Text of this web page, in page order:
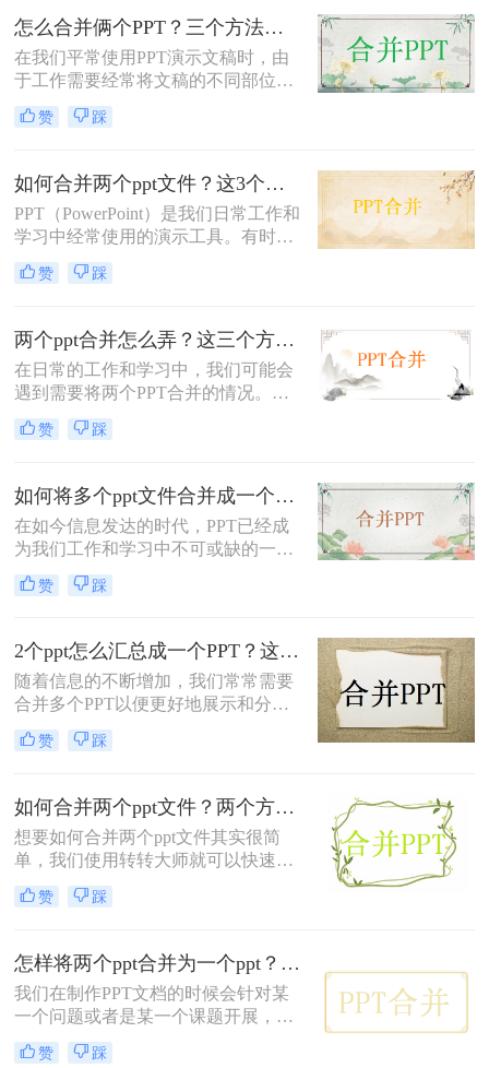
成PPT的整合工作。
怎么合并俩个PPT？三个方法帮你轻松解决！
在我们平常使用PPT演示文稿时，由
于工作需要经常将文稿的不同部位交
给不同的人去负责，最后将几个不同
的幻灯片合并在一起，那么它是如何
并俩个PPT，大家一起来学习一下。
赞 踩
如何合并两个ppt文件？这3个方法教给你！
PPT（PowerPoint）是我们日常工作和
学习中经常使用的演示工具。有时候
我们可能会在不同的PPT文件中分别
保存了不同的内容，但当我们想将这
一些技巧和注意事项。那么如何合并
两个ppt文件呢？在本文中，我将分享
一些方法和步骤，让你能够轻松合并
两个PPT文件，以提高工作效率。
赞 踩
两个ppt合并怎么弄？这三个方法教给你！
​在日常的工作和学习中，我们可能会
遇到需要将两个PPT合并的情况。合
并PPT不仅有助于整合信息，还能提
高演示的连贯性和效率。那么两个ppt
的方法，帮助你轻松合并两个PPT。
赞 踩
如何将多个ppt文件合并成一个？教你二招轻松搞定！
在如今信息发达的时代，PPT已经成
为我们工作和学习中不可或缺的一部
分。然而，很多时候我们会遇到这样
的问题：有很多个PPT文件，但我们
方便我们进行查看和共享。今天，我
将分享二种非常简单而又实用的方
法，帮助你将多个PPT文件合并成一
个。快来跟我一起学习吧！
赞 踩
2个ppt怎么汇总成一个PPT？这二个方法教给你！
随着信息的不断增加，我们常常需要
合并多个PPT以便更好地展示和分享
内容。但是，很多人在合并PPT时感
到困惑，不知道从何入手。本文教您
工作更加高效。
赞 踩
如何合并两个ppt文件？两个方法教你一键合并！
想要如何合并两个ppt文件其实很简
单，我们使用转转大师就可以快速将
PPT合并起来，转转大师是一款提供
文件格式转换和文件压缩的软件，当
就可以使用它来实现，那么如何ppt合
并呢？方法很简单，一起来看看吧。
赞 踩
怎样将两个ppt合并为一个ppt？分享二种合并PPT的方法！
我们在制作PPT文档的时候会针对某
一个问题或者是某一个课题开展，但
是当我们制作的PPT文档越来越多，
收纳起来就比较麻烦了，如果都是一
赞 踩